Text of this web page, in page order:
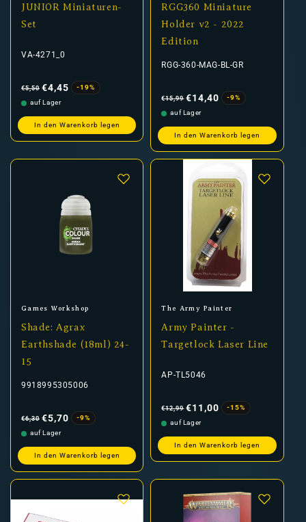
JUNIOR Miniaturen-
Set
VA-4271_0
Preis
€5,50 €4,45
-19%
auf Lager
In den Warenkorb legen
RGG360 Miniature
Holder v2 - 2022
Edition
RGG-360-MAG-BL-GR
Preis
€15,99 €14,40
-9%
auf Lager
In den Warenkorb legen
Anbieter:
Games Workshop
Shade: Agrax
Earthshade (18ml) 24-
15
9918995305006
Preis
€6,30 €5,70
-9%
auf Lager
In den Warenkorb legen
Anbieter:
The Army Painter
Army Painter -
Targetlock Laser Line
AP-TL5046
Preis
€12,99 €11,00
-15%
auf Lager
In den Warenkorb legen